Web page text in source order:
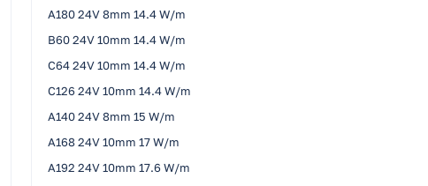
A180 24V 8mm 14.4 W/m
B60 24V 10mm 14.4 W/m
C64 24V 10mm 14.4 W/m
C126 24V 10mm 14.4 W/m
A140 24V 8mm 15 W/m
A168 24V 10mm 17 W/m
A192 24V 10mm 17.6 W/m